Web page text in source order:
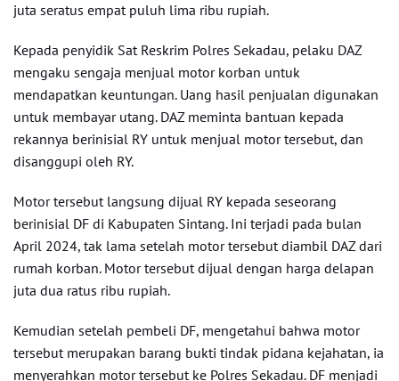
juta seratus empat puluh lima ribu rupiah.
Kepada penyidik Sat Reskrim Polres Sekadau, pelaku DAZ
mengaku sengaja menjual motor korban untuk
mendapatkan keuntungan. Uang hasil penjualan digunakan
untuk membayar utang. DAZ meminta bantuan kepada
rekannya berinisial RY untuk menjual motor tersebut, dan
disanggupi oleh RY.
Motor tersebut langsung dijual RY kepada seseorang
berinisial DF di Kabupaten Sintang. Ini terjadi pada bulan
April 2024, tak lama setelah motor tersebut diambil DAZ dari
rumah korban. Motor tersebut dijual dengan harga delapan
juta dua ratus ribu rupiah.
Kemudian setelah pembeli DF, mengetahui bahwa motor
tersebut merupakan barang bukti tindak pidana kejahatan, ia
menyerahkan motor tersebut ke Polres Sekadau. DF menjadi